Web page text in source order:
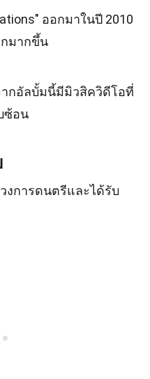
ออกมาในปี 2010
กมากขึ้น
ากอัลบั้มนี้มีมิวสิควิดีโอที่
ซ้อน
งการดนตรีและได้รับ